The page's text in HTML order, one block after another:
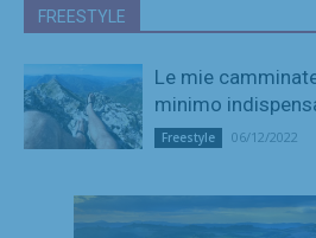
FREESTYLE
Le mie
minimo
Freestyle 06/12/2022